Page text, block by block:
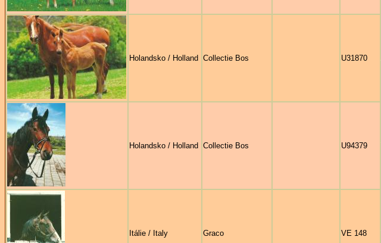
Holandsko / Holland Collectie Bos U31870
Holandsko / Holland Collectie Bos U94379
Itálie / Italy Graco VE 148